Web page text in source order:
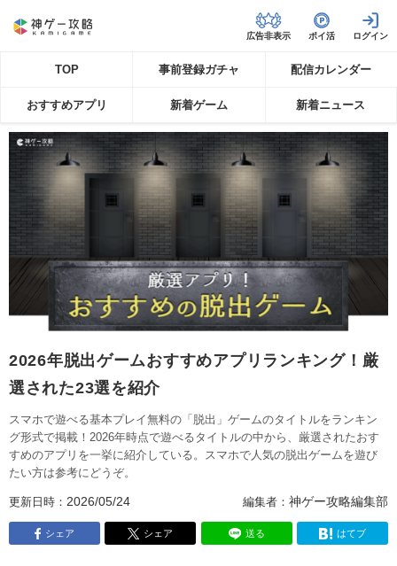
広告非表示 ポイ活
TOP 事前登録ガチャ 配信カレンダー
おすすめアプリ 新着ゲーム 新着ニュース
2026年脱出ゲームおすすめアプリランキング！厳
選された23選を紹介
スマホで遊べる基本プレイ無料の「脱出」ゲームのタイトルをランキン
グ形式で掲載！2026年時点で遊べるタイトルの中から、厳選されたおす
すめのアプリを一挙に紹介している。スマホで人気の脱出ゲームを遊び
たい方は参考にどうぞ。
2026/05/24 神ゲー攻略編集部
シェア シェア 送る はてブ